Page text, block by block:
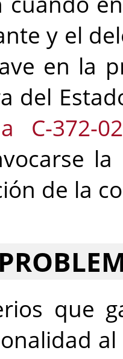
y el
en la
del
C-372-02
de la
que